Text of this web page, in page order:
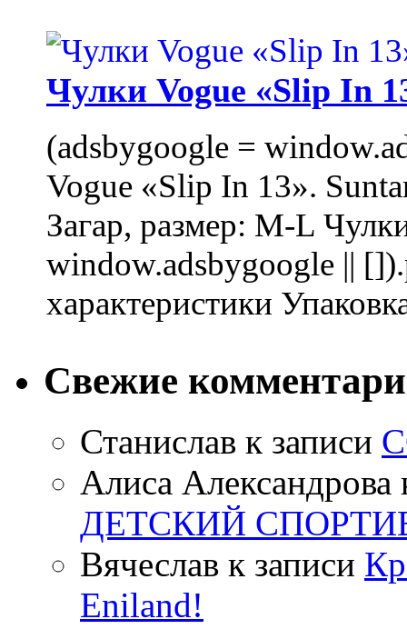
Чулки Vogue «Slip In
(adsbygoogle =
Vogue «Slip In 13».
Загар, размер: M-L
window.adsbygoogle ||
характеристики
Свежие
Станислав к записи
Алиса Александрова
ДЕТСКИЙ
Вячеслав к записи
Eniland!